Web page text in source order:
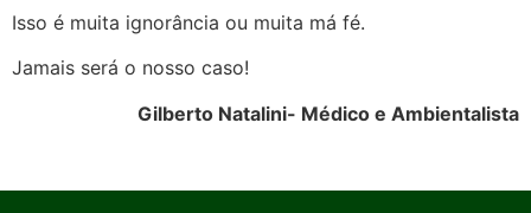
Isso é muita ignorância ou muita má fé.
Jamais será o nosso caso!
Gilberto Natalini- Médico e Ambientalista